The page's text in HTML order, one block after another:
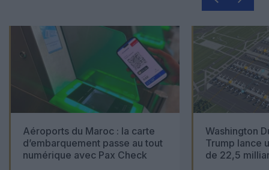
Aéroports du Maroc : la carte
d’embarquement passe au tout
numérique avec Pax Check
Washington
Trump lance
de 22,5